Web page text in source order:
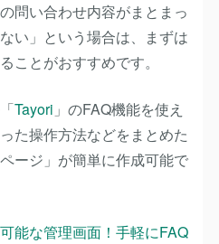
問い合わせ内容がまとまっ
い」という場合は、まずは
ことがおすすめです。
Tayori 」のFAQ機能を使え
た操作方法などをまとめた
ージ」が簡単に作成可能で
能な管理画面！手軽にFAQ